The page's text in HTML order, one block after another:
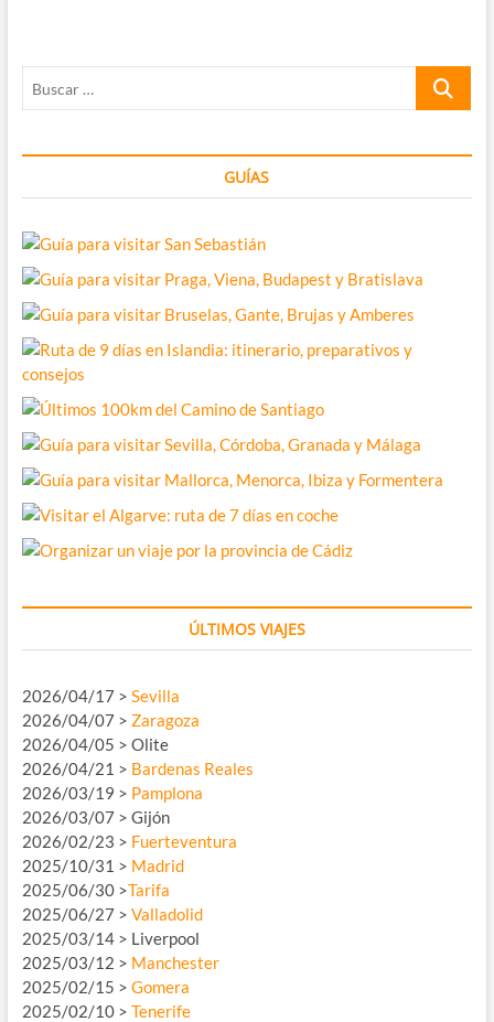
Buscar
GUÍAS
ÚLTIMOS VIAJES
2026/04/17 > Sevilla
2026/04/07 > Zaragoza
2026/04/05 > Olite
2026/04/21 > Bardenas Reales
2026/03/19 > Pamplona
2026/03/07 > Gijón
2026/02/23 > Fuerteventura
2025/10/31 > Madrid
2025/06/30 >Tarifa
2025/06/27 > Valladolid
2025/03/14 > Liverpool
2025/03/12 > Manchester
2025/02/15 > Gomera
2025/02/10 > Tenerife